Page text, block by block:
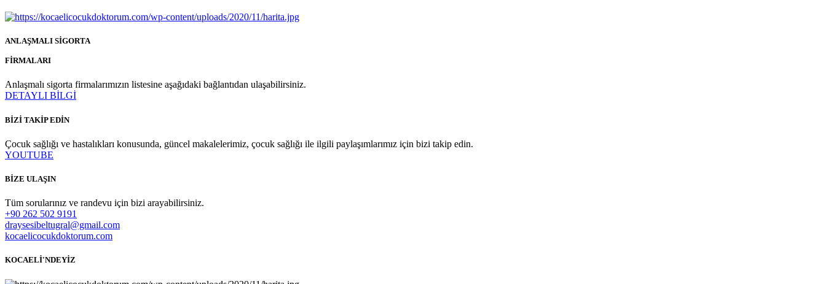
ANLAŞMALI SİGORTA
FİRMALARI
Anlaşmalı sigorta firmalarımızın listesine aşağıdaki bağlantıdan ulaşabilirsiniz.
DETAYLI BİLGİ
BİZİ TAKİP EDİN
Çocuk sağlığı ve hastalıkları konusunda, güncel makalelerimiz, çocuk sağlığı ile ilgili paylaşımlarımız için bizi takip edin.
YOUTUBE
BİZE ULAŞIN
Tüm sorularınız ve randevu için bizi arayabilirsiniz.
+90 262 502 9191
draysesibeltugral@gmail.com
kocaelicocukdoktorum.com
KOCAELİ'NDEYİZ